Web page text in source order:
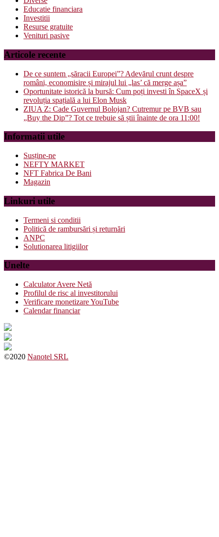
Educatie financiara
Investitii
Resurse gratuite
Venituri pasive
Articole recente
De ce suntem „săracii Europei”? Adevărul crunt despre
români, economisire și mirajul lui „las’ că merge așa”
Oportunitate istorică la bursă: Cum poți investi în SpaceX și
revoluția spațială a lui Elon Musk
ZIUA Z: Cade Guvernul Bolojan? Cutremur pe BVB sau
„Buy the Dip”? Tot ce trebuie să știi înainte de ora 11:00!
Informatii utile
Susține-ne
NEFTY MARKET
NFT Fabrica De Bani
Magazin
Linkuri utile
Termeni si conditii
Politică de rambursări și returnări
ANPC
Solutionarea litigiilor
Unelte
Calculator Avere Netă
Profilul de risc al investitorului
Verificare monetizare YouTube
Calendar financiar
©2020 Nanotel SRL